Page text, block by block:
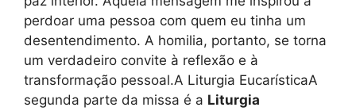
perdoar uma pessoa com quem eu tinha um
desentendimento. A homilia, portanto, se torna
um verdadeiro convite à reflexão e à
transformação pessoal.A Liturgia EucarísticaA
segunda parte da missa é a Liturgia